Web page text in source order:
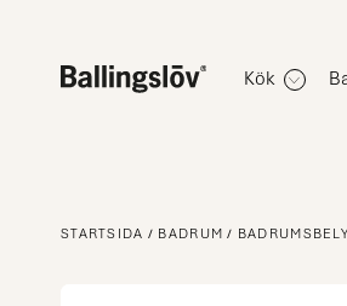
Kök
STARTSIDA BADRUM